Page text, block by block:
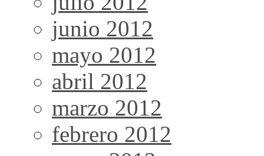
junio 2012
mayo 2012
abril 2012
marzo 2012
febrero 2012